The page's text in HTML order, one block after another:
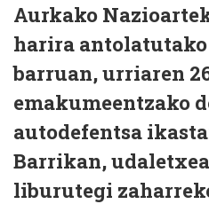
Aurkako
harira
barruan, urriaren
emakumeentzako
autodefentsa
Barrikan,
liburutegi